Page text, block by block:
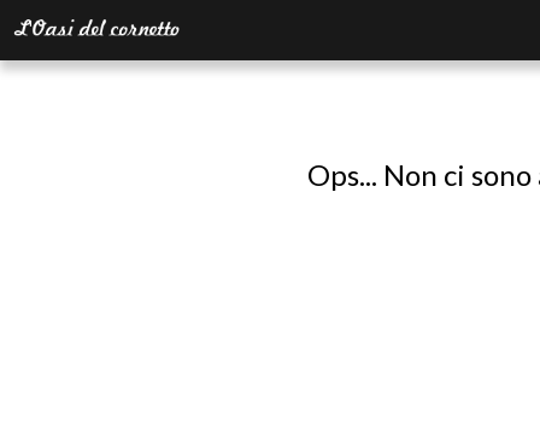
Ops... Non ci